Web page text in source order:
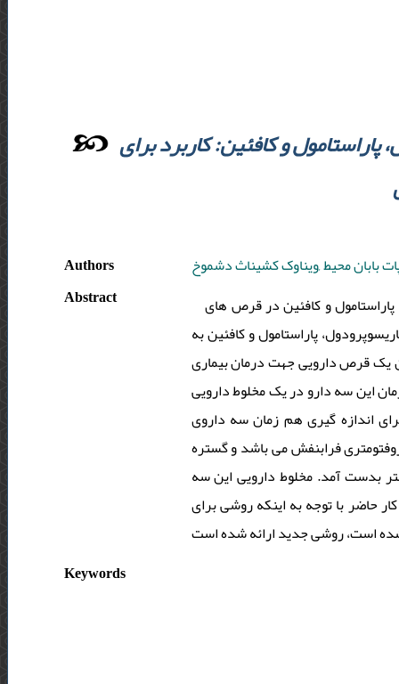
و کافئین: کاربرد برای
Authors
بابان محیط ,ویناوک کشیناث دشموخ
Abstract
و کافئین در قرص های
پاراستامول و کافئین به
عنوان یک قرص دارویی جهت درمان بیماری
این سه دارو در یک مخلوط دارویی
اندازه گیری هم زمان سه داروی
فرابنفش می باشد و گستره
ترتیب 24/0، 104/0 و 102 میکروگرم بر میلی لیتر بدست آمد. مخلوط دارویی این سه
حاضر با توجه به اینکه روشی برای
Keywords